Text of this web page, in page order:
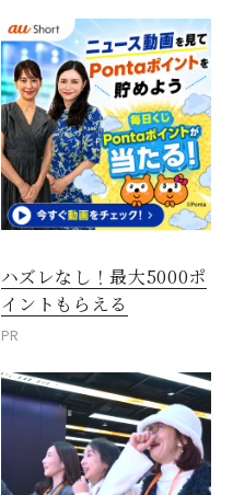
ハズレなし！最大5000ポ
イントもらえる
PR